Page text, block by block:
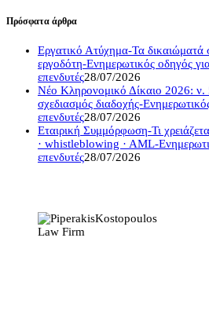
Πρόσφατα άρθρα
Εργατικό Ατύχημα-Τα δικαιώματά
εργοδότη-Ενημερωτικός οδηγός
επενδυτές28/07/2026
Νέο Κληρονομικό Δίκαιο 2026: ν.
σχεδιασμός διαδοχής-
επενδυτές28/07/2026
Εταιρική Συμμόρφωση-Τι
· whistleblowing · AML-
επενδυτές28/07/2026